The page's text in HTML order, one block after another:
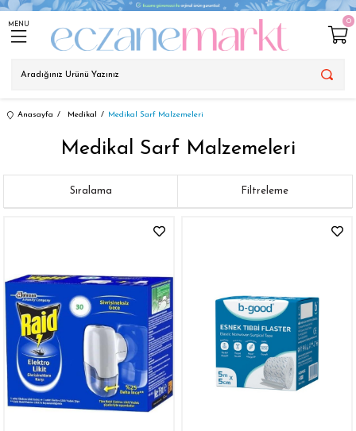
MENU 0
Anasayfa Medikal Medikal Sarf Malzemeleri
Medikal Sarf Malzemeleri
Filtreleme
Sıralama